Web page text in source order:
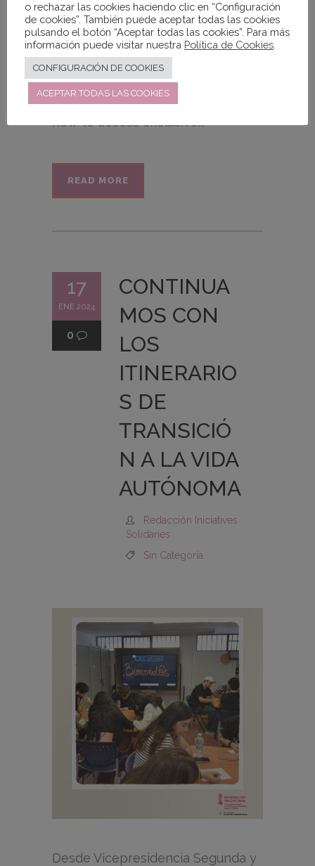
Sin Categoría
Adult movies telegram channel
offers direct links to a variety of
content with active updates. Join
now to access exclusive...
READ MORE
17
ENE 2024
0
CONTINUA
MOS CON
LOS
ITINERARIO
S DE
TRANSICIÓ
N A LA VIDA
AUTÓNOMA
Redacción Iniciatives
Solidaries
Sin Categoría
Desde Vicepresidencia Segunda y
o rechazar las cookies haciendo clic en “Configuración
de cookies”. También puede aceptar todas las cookies
pulsando el botón “Aceptar todas las cookies”. Para más
información puede visitar nuestra Política de Cookies
CONFIGURACIÓN DE COOKIES
ACEPTAR TODAS LAS COOKIES